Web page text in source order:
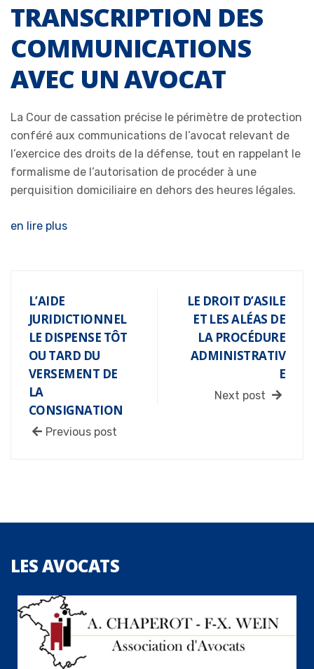
TRANSCRIPTION DES
COMMUNICATIONS
AVEC UN AVOCAT
La Cour de cassation précise le périmètre de protection
conféré aux communications de l’avocat relevant de
l’exercice des droits de la défense, tout en rappelant le
formalisme de l’autorisation de procéder à une
perquisition domiciliaire en dehors des heures légales.
en lire plus
L’AIDE
JURIDICTIONNEL
LE DISPENSE TÔT
OU TARD DU
VERSEMENT DE
LA
CONSIGNATION
Previous post
LE DROIT D’ASILE
ET LES ALÉAS DE
LA PROCÉDURE
ADMINISTRATIV
E
Next post
LESAVOCATS